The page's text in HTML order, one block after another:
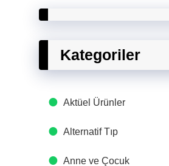
Kategoriler
Aktüel Ürünler
Alternatif Tıp
Anne ve Çocuk